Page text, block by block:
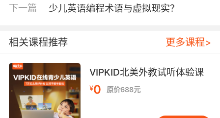
二、修辞手法增强画面感
语延续这种传统，"The gale screamed through
the valley"（狂风在山谷尖叫）比单纯说"strong
wind"更具感染力。语言学家George Lakoff的研
究表明，英语使用者描述强风时，68%会采用拟
人化表达，这反映了人类将自然现象人格化的认
知本能。
下一篇 少儿英语编程术语与虚拟现实？
相关课程推荐 更多课程>
VIPKID北美外教试听体验课
¥0 原价688元